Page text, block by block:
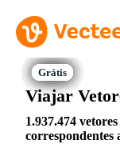
Viajar
1.937.474
correspondentes